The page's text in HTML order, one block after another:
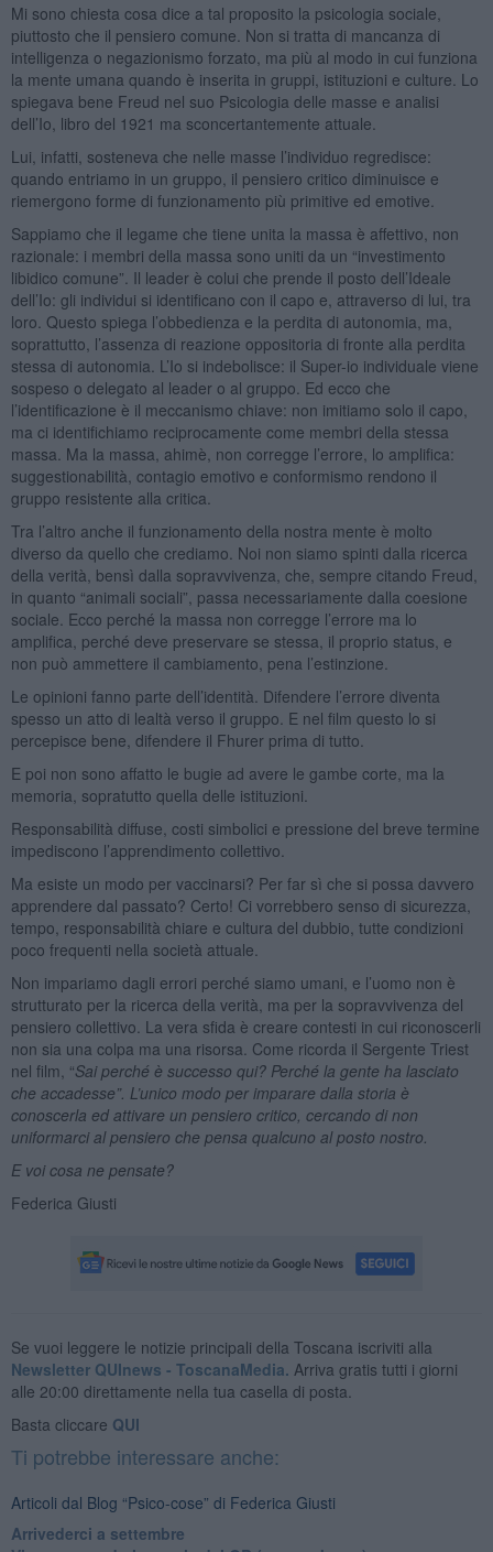
Mi sono chiesta cosa dice a tal proposito la psicologia sociale,
piuttosto che il pensiero comune. Non si tratta di mancanza di
intelligenza o negazionismo forzato, ma più al modo in cui funziona
la mente umana quando è inserita in gruppi, istituzioni e culture. Lo
spiegava bene Freud nel suo Psicologia delle masse e analisi
dell’Io, libro del 1921 ma sconcertantemente attuale.
Lui, infatti, sosteneva che nelle masse l’individuo regredisce:
quando entriamo in un gruppo, il pensiero critico diminuisce e
riemergono forme di funzionamento più primitive ed emotive.
Sappiamo che il legame che tiene unita la massa è affettivo, non
razionale: i membri della massa sono uniti da un “investimento
libidico comune”. Il leader è colui che prende il posto dell’Ideale
dell’Io: gli individui si identificano con il capo e, attraverso di lui, tra
loro. Questo spiega l’obbedienza e la perdita di autonomia, ma,
soprattutto, l’assenza di reazione oppositoria di fronte alla perdita
stessa di autonomia. L’Io si indebolisce: il Super-io individuale viene
sospeso o delegato al leader o al gruppo. Ed ecco che
l’identificazione è il meccanismo chiave: non imitiamo solo il capo,
ma ci identifichiamo reciprocamente come membri della stessa
massa. Ma la massa, ahimè, non corregge l’errore, lo amplifica:
suggestionabilità, contagio emotivo e conformismo rendono il
gruppo resistente alla critica.
Tra l’altro anche il funzionamento della nostra mente è molto
diverso da quello che crediamo. Noi non siamo spinti dalla ricerca
della verità, bensì dalla sopravvivenza, che, sempre citando Freud,
in quanto “animali sociali”, passa necessariamente dalla coesione
sociale. Ecco perché la massa non corregge l’errore ma lo
amplifica, perché deve preservare se stessa, il proprio status, e
non può ammettere il cambiamento, pena l’estinzione.
Le opinioni fanno parte dell’identità. Difendere l’errore diventa
spesso un atto di lealtà verso il gruppo. E nel film questo lo si
percepisce bene, difendere il Fhurer prima di tutto.
E poi non sono affatto le bugie ad avere le gambe corte, ma la
memoria, sopratutto quella delle istituzioni.
Responsabilità diffuse, costi simbolici e pressione del breve termine
impediscono l’apprendimento collettivo.
Ma esiste un modo per vaccinarsi? Per far sì che si possa davvero
apprendere dal passato? Certo! Ci vorrebbero senso di sicurezza,
tempo, responsabilità chiare e cultura del dubbio, tutte condizioni
poco frequenti nella società attuale.
Non impariamo dagli errori perché siamo umani, e l’uomo non è
strutturato per la ricerca della verità, ma per la sopravvivenza del
pensiero collettivo. La vera sfida è creare contesti in cui riconoscerli
non sia una colpa ma una risorsa. Come ricorda il Sergente Triest
nel film, “Sai perché è successo qui? Perché la gente ha lasciato
che accadesse”. L’unico modo per imparare dalla storia è
conoscerla ed attivare un pensiero critico, cercando di non
uniformarci al pensiero che pensa qualcuno al posto nostro.
E voi cosa ne pensate?
Federica Giusti
Se vuoi leggere le notizie principali della Toscana iscriviti alla
Newsletter QUInews - ToscanaMedia. Arriva gratis tutti i giorni
alle 20:00 direttamente nella tua casella di posta.
Basta cliccare QUI
Ti potrebbe interessare anche:
Articoli dal Blog “Psico-cose” di Federica Giusti
​Arrivederci a settembre